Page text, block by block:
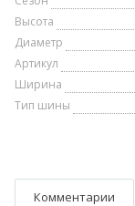
Высота
Диаметр
Артикул
Ширина
Тип шины
Комментарии